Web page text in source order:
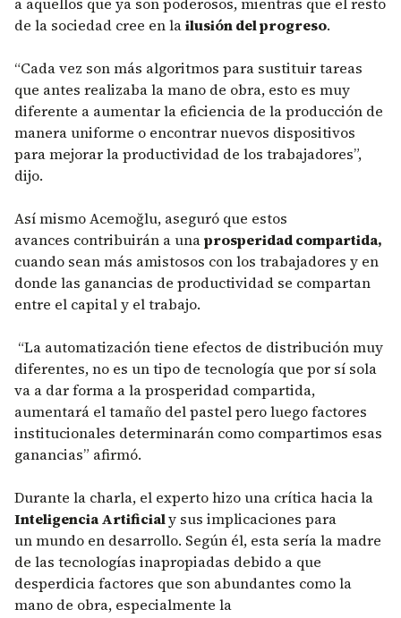
de la sociedad cree en lailusión del progreso.
“Cada vez son más algoritmos para sustituir tareas
que antes realizaba la mano de obra, esto es muy
diferente a aumentar la eficiencia de la producción de
manera uniforme o encontrar nuevos dispositivos
para mejorar la productividad de los trabajadores”,
dijo.
Así mismo Acemoğlu, aseguró que estos
avances contribuirán a unaprosperidad compartida,
cuando sean más amistosos con los trabajadores y en
donde las ganancias de productividad se compartan
entre el capital y el trabajo.
“La automatización tiene efectos de distribución muy
diferentes, no es un tipo de tecnología que por sí sola
va a dar forma a la prosperidad compartida,
aumentará el tamaño del pastel pero luego factores
institucionales determinarán como compartimos esas
ganancias” afirmó.
Durante la charla, el experto hizo una crítica hacia la
Inteligencia Artificialy sus implicaciones para
un mundo en desarrollo. Según él, esta sería la madre
de las tecnologías inapropiadas debido a que
desperdicia factores que son abundantes como la
mano de obra, especialmente la